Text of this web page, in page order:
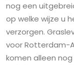
nog een
op welke wijze u
verzorgen.
voor Rotterdam-
komen alleen